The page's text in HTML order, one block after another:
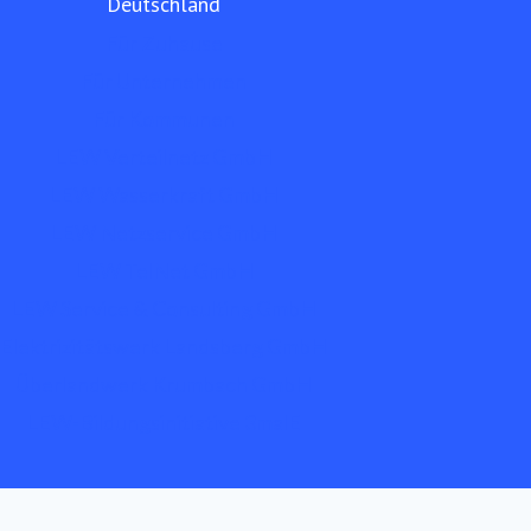
Deutschland